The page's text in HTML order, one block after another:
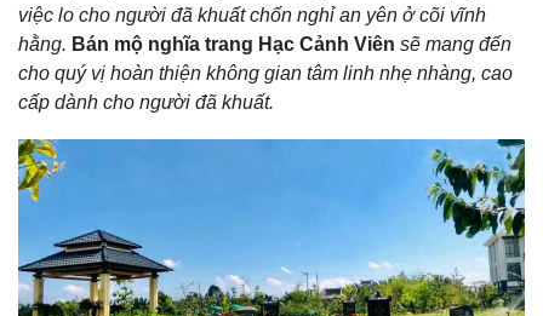
việc lo cho người đã khuất chốn nghỉ an yên ở cõi vĩnh
hằng. Bán mộ nghĩa trang Hạc Cảnh Viên sẽ mang đến
cho quý vị hoàn thiện không gian tâm linh nhẹ nhàng, cao
cấp dành cho người đã khuất.